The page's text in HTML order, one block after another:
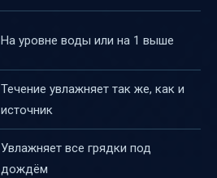
На уровне воды или на 1 выше
Течение увлажняет так же, как и
источник
Увлажняет все грядки под
дождём